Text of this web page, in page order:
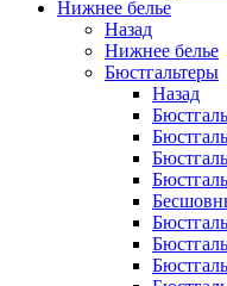
Нижнее белье
Назад
Нижнее белье
Бюстгальтеры
Назад